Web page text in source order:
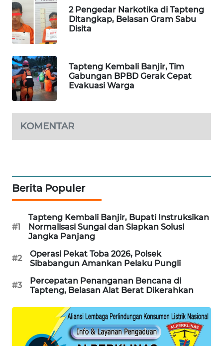
2 Pengedar Narkotika di Tapteng
Ditangkap, Belasan Gram Sabu
Disita
Tapteng Kembali Banjir, Tim
Gabungan BPBD Gerak Cepat
Evakuasi Warga
KOMENTAR
Berita Populer
#1
Tapteng Kembali Banjir, Bupati Instruksikan
Normalisasi Sungai dan Siapkan Solusi
Jangka Panjang
#2
Operasi Pekat Toba 2026, Polsek
Sibabangun Amankan Pelaku Pungli
#3
Percepatan Penanganan Bencana di
Tapteng, Belasan Alat Berat Dikerahkan
FORJASIDA
TAMBANG
NEWS
SITUNGIR
NEWS
NEWS
METRO
SIANTAR
METRO
MEDAN
NEWS
METRO
JAKARTA
NEWS